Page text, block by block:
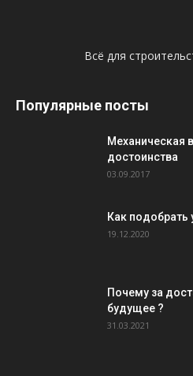
Всё для
Популярные посты
Механическая
достоинства
03.09.2017
Как подобрать
19.12.2020
Почему за
будущее ?
31.03.2021